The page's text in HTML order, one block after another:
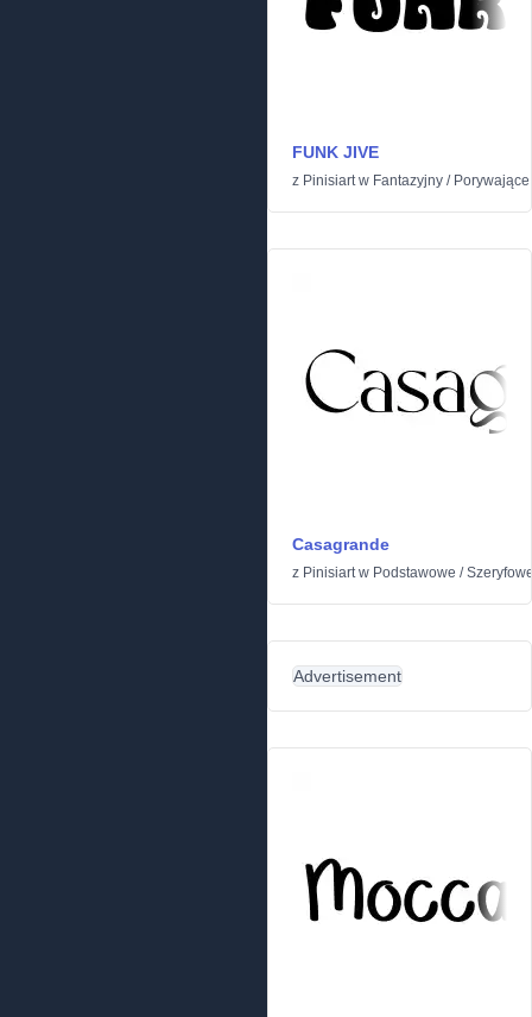
FUNK JIVE
z Pinisiartw Fantazyjny / Porywające
Casagrande
z Pinisiartw Podstawowe /
Advertisement